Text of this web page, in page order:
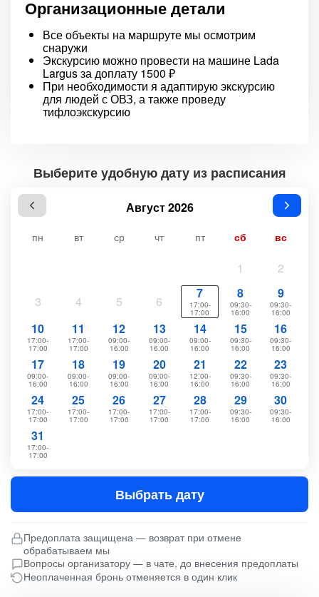
Организационные детали
Все объекты на маршруте мы осмотрим
снаружи
Экскурсию можно провести на машине Lada
Largus за доплату 1500 ₽
При необходимости я адаптирую экскурсию
для людей с ОВЗ, а также проведу
тифлоэкскурсию
Выберите удобную дату из расписания
Август 2026
пн вт ср чт пт сб вс
1 2
3 4 5 6
7
17:00-
17:00
8
09:30-
16:00
9
09:30-
16:00
10
17:00-
17:00
11
17:00-
17:00
12
09:00-
16:00
13
09:00-
16:00
14
09:00-
16:00
15
09:30-
16:00
16
09:30-
16:00
17
09:00-
16:00
18
09:00-
16:00
19
09:00-
16:00
20
09:00-
16:00
21
12:00-
16:00
22
09:30-
16:00
23
09:30-
16:00
24
17:00-
17:00
25
17:00-
17:00
26
17:00-
17:00
27
17:00-
17:00
28
17:00-
17:00
29
09:30-
16:00
30
09:30-
16:00
31
17:00-
17:00
Выбрать дату
Предоплата защищена — возврат при отмене
обрабатываем мы
Вопросы организатору — в чате, до внесения предоплаты
Неоплаченная бронь отменяется в один клик